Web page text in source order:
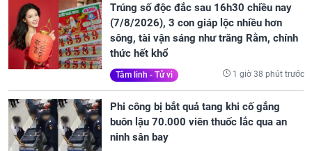
Trúng số độc đắc sau 16h30 chiều nay
(7/8/2026), 3 con giáp lộc nhiều hơn
sông, tài vận sáng như trăng Rằm, chính
thức hết khổ
Tâm linh - Tử vi 1 giờ 38 phút trước
Phi công bị bắt quả tang khi cố gắng
buôn lậu 70.000 viên thuốc lắc qua an
ninh sân bay